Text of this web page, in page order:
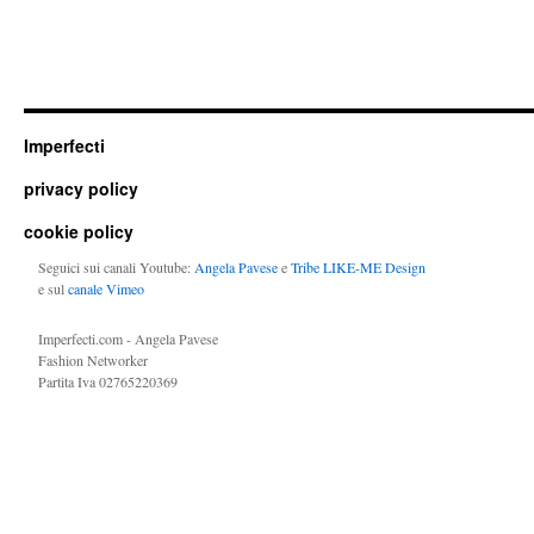
Imperfecti
privacy policy
cookie policy
Seguici sui canali Youtube: Angela PaveseeTribe LIKE-ME Design
e sulcanale Vimeo
Imperfecti.com - Angela Pavese
Fashion Networker
Partita Iva 02765220369